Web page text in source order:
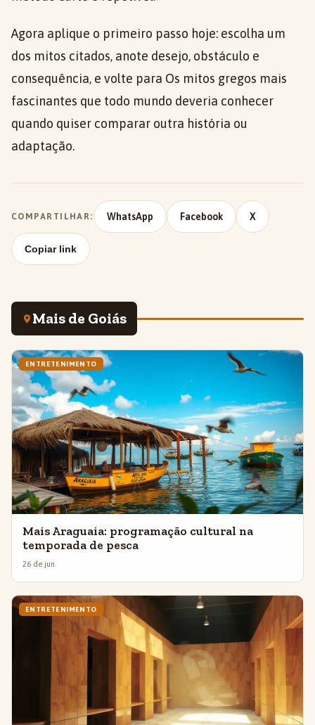
Agora aplique o primeiro passo hoje: escolha um
dos mitos citados, anote desejo, obstáculo e
consequência, e volte para Os mitos gregos mais
fascinantes que todo mundo deveria conhecer
quando quiser comparar outra história ou
adaptação.
COMPARTILHAR: WhatsApp Facebook X
Copiar link
Mais de Goiás
ENTRETENIMENTO
Mais Araguaia: programação cultural na
temporada de pesca
26 de jun.
ENTRETENIMENTO